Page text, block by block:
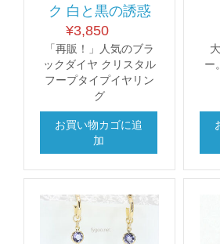
ク 白と黒の誘惑
¥3,850
「再販！」人気のブラ
ックダイヤ クリスタル
フープタイプイヤリン
グ
お買い物カゴに追
加
ー